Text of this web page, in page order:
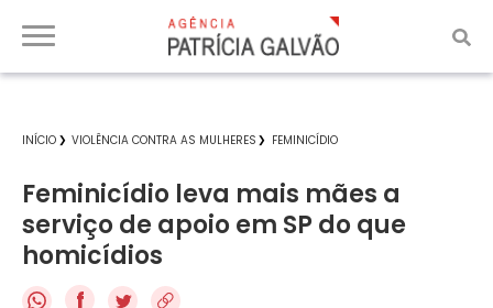
INÍCIO VIOLÊNCIA CONTRA AS MULHERES FEMINICÍDIO
Feminicídio leva mais mães a
serviço de apoio em SP do que
homicídios
f